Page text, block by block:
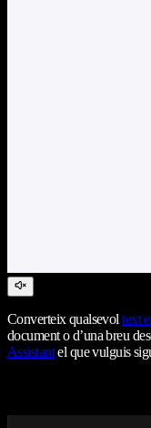
Converteix qualsevoltext
document o d’una breu
Assistantel que vulguis